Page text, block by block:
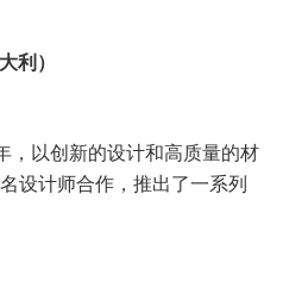
利）
，以创新的设计和高质量的材
设计师合作，推出了一系列